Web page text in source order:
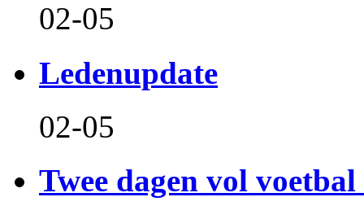
02-05
Ledenupdate
02-05
Twee dagen vol